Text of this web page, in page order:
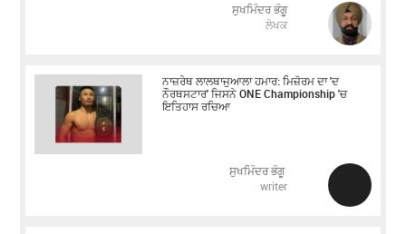
ਸੁਖਮਿੰਦਰ ਭੰਗੂ
ਲੇਖਕ
ਨਾਜ਼ਰੇਥ ਲਾਲਥਾਜੁਆਲਾ ਹਮਾਰ: ਮਿਜ਼ੋਰਮ ਦਾ 'ਦ
ਨੌਰਥਸਟਾਰ' ਜਿਸਨੇ ONE Championship 'ਚ
ਇਤਿਹਾਸ ਰਚਿਆ
ਸੁਖਮਿੰਦਰ ਭੰਗੂ
writer